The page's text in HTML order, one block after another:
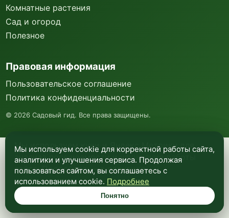
Мы используем куки и Яндекс Метрику для
анализа посещаемости и улучшения работы
сайта. Подробнее —в политике
конфиденциальности.
Понятно
Комнатные растения
Сад и огород
Полезное
Правовая информация
Пользовательское соглашение
Политика конфиденциальности
© 2026 Садовый гид. Все права защищены.
Мы используем cookie для корректной работы сайта,
аналитики и улучшения сервиса. Продолжая
пользоваться сайтом, вы соглашаетесь с
использованием cookie. Подробнее
Понятно